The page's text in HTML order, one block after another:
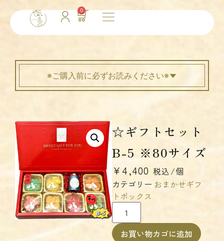
0
※ご購入前に必ずお読みください※
☆ギフトセット
B-5 ※80サイズ
¥ 4,400 税込/個
カテゴリー おまかせギフ
トボックス
お買い物カゴに追加